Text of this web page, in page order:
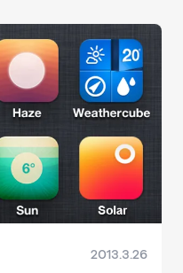
2013.3.26